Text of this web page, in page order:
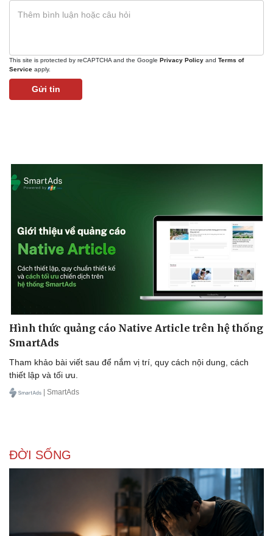
Vũ khí
Việt Nam
Phân tích
This site is protected by reCAPTCHA and the Google Privacy Policy and Terms of
Service apply.
Gửi tin
Hình thức quảng cáo Native Article trên hệ thống
SmartAds
Tham khảo bài viết sau để nắm vị trí, quy cách nội dung, cách
thiết lập và tối ưu.
| SmartAds
ĐỜI SỐNG